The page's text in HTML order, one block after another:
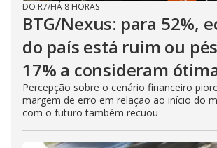
DO R7/HÁ 8 HORAS
BTG/Nexus: para 52%,
do país está ruim ou
17% a consideram
Percepção sobre o cenário financeiro
margem de erro em relação ao início do
com o futuro também recuou